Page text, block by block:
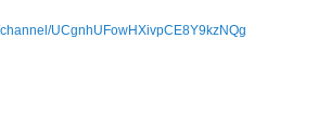
UCgnhUFowHXivpCE8Y9kzNQg